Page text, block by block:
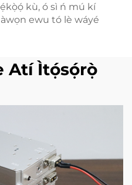
kù, ó sì ń mú kí
ewu tó lè wáyé
Atí Ìtọ́sọ́rọ̀